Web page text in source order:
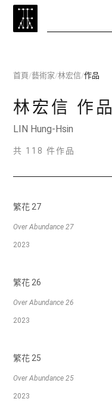
首頁/藝術家/林宏信/作品
林宏信 作品
LIN Hung-Hsin
共 118 件作品
繁花 27
Over Abundance 27
2023
繁花 26
Over Abundance 26
2023
繁花 25
Over Abundance 25
2023